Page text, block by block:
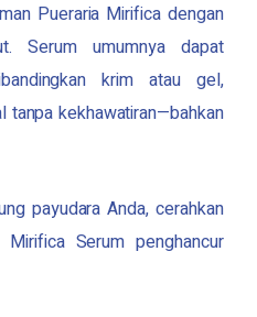
Pueraria Mirificadengan
Serum umumnya dapat
krim atau gel,
kekhawatiran—bahkan
payudara Anda, cerahkan
Mirifica Serum penghancur